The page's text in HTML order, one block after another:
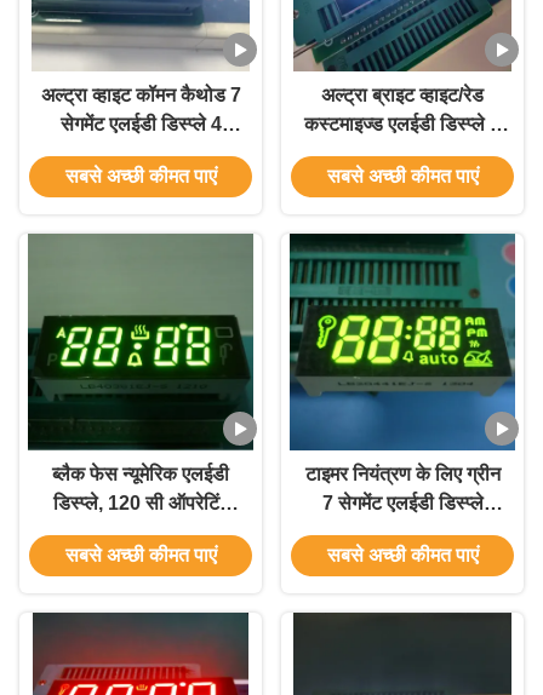
अल्ट्रा व्हाइट कॉमन कैथोड 7
सेगमेंट एलईडी डिस्प्ले 4
डिजिट ओवन कंट्रोलर के
लिए
सबसे अच्छी कीमत पाएं
अल्ट्रा ब्राइट व्हाइट/रेड
कस्टमाइज्ड एलईडी डिस्प्ले 7
सेगमेंट एलईडी डिस्प्ले फॉर
ओवन
सबसे अच्छी कीमत पाएं
ब्लैक फेस न्यूमेरिक एलईडी
डिस्प्ले, 120 सी ऑपरेटिंग
तापमान के साथ 7 सेगमेंट 4
डिजिट डिस्प्ले
सबसे अच्छी कीमत पाएं
टाइमर नियंत्रण के लिए ग्रीन
7 सेगमेंट एलईडी डिस्प्ले
कॉमन कैथोड अनुकूलित
सबसे अच्छी कीमत पाएं